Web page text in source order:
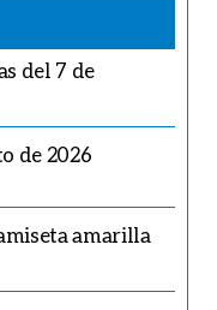
del 7 de
de 2026
amarilla